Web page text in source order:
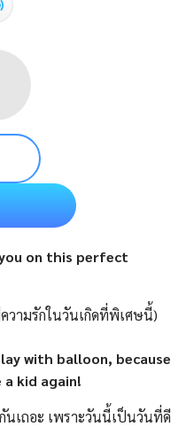
on this perfect
ามรักในวันเกิดที่พิเศษนี้)
with balloon, because
kid again!
นเถอะ เพราะวันนี้เป็นวันที่ดี